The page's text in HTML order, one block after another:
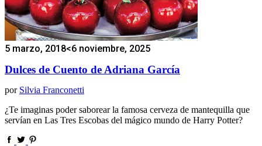
5 marzo, 2018<6 noviembre, 2025
Dulces de Cuento de Adriana García
por Silvia Franconetti
¿Te imaginas poder saborear la famosa cerveza de mantequilla que
servían en Las Tres Escobas del mágico mundo de Harry Potter?